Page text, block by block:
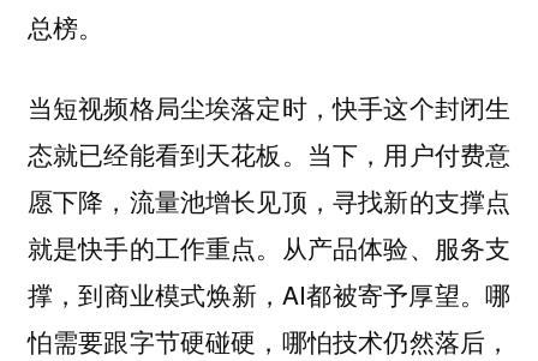
总榜。
当短视频格局尘埃落定时，快手这个封闭生
态就已经能看到天花板。当下，用户付费意
愿下降，流量池增长见顶，寻找新的支撑点
就是快手的工作重点。从产品体验、服务支
撑，到商业模式焕新，AI都被寄予厚望。哪
怕需要跟字节硬碰硬，哪怕技术仍然落后，